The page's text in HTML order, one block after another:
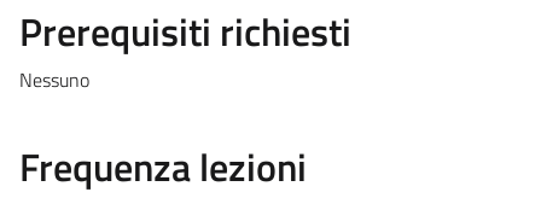
Prerequisiti richiesti
Nessuno
Frequenza lezioni